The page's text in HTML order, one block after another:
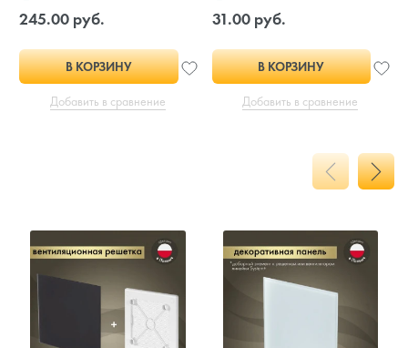
245.00 руб.
В КОРЗИНУ
Добавить в сравнение
31.00 руб.
В КОРЗИНУ
Добавить в сравнение